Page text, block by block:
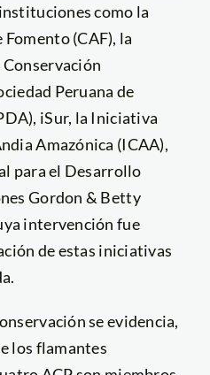
como la
(CAF), la
Peruana de
iSur, la Iniciativa
Amazónica (ICAA),
para el Desarrollo
Gordon & Betty
intervención fue
de estas iniciativas
se evidencia,
los flamantes